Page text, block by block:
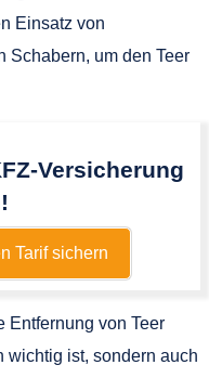
Einsatz von
Schabern, um den Teer
Versicherung
Tarif sichern
Entfernung von Teer
wichtig ist, sondern auch